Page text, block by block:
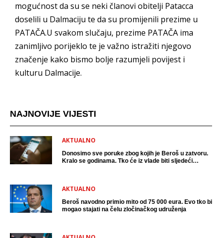
mogućnost da su se neki članovi obitelji Patacca
doselili u Dalmaciju te da su promijenili prezime u
PATAČA.U svakom slučaju, prezime PATAČA ima
zanimljivo porijeklo te je važno istražiti njegovo
značenje kako bismo bolje razumjeli povijest i
kulturu Dalmacije.
NAJNOVIJE VIJESTI
AKTUALNO
Donosimo sve poruke zbog kojih je Beroš u zatvoru.
Kralo se godinama. Tko će iz vlade biti sljedeći
AKTUALNO
Beroš navodno primio mito od 75 000 eura. Evo tko bi
mogao stajati na čelu zločinačkog udruženja